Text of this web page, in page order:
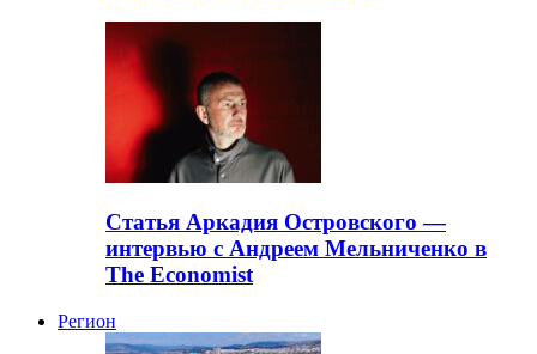
Статья Аркадия Островского —
интервью с Андреем Мельниченко в
The Economist
Регион